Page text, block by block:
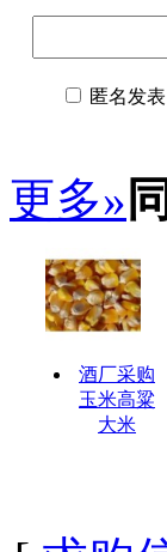
更多»
酒厂采购
玉米高粱
大米